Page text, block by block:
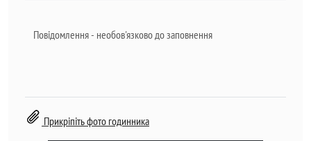
Прикріпіть фото годинника